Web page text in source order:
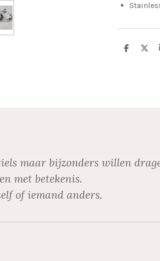
D
D
maar bijzonders willen
met betekenis.
of iemand anders.